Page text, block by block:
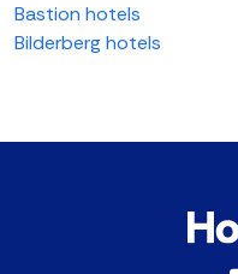
Bastion hotels
Bilderberg hotels